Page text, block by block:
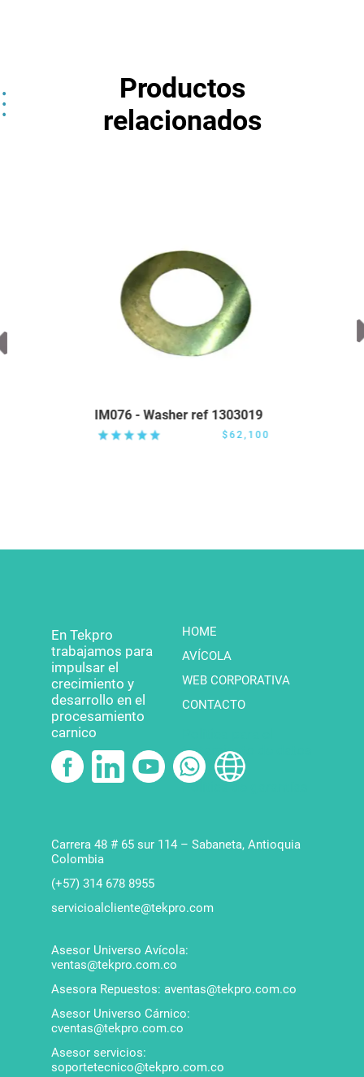
Productos
relacionados
IM076 - Washer ref 1303019
$62,100
En Tekpro
trabajamos para
impulsar el
crecimiento y
desarrollo en el
procesamiento
carnico
HOME
AVÍCOLA
WEB CORPORATIVA
CONTACTO
tratamiento de datos
Política de garantías
Carrera 48 # 65 sur 114 – Sabaneta, Antioquia
Colombia
(+57) 314 678 8955
servicioalcliente@tekpro.com
Asesor Universo Avícola:
ventas@tekpro.com.co
Asesora Repuestos: aventas@tekpro.com.co
Asesor Universo Cárnico:
cventas@tekpro.com.co
Asesor servicios:
soportetecnico@tekpro.com.co